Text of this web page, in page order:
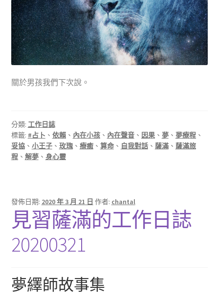
關於男孩我們下次說。
分類: 工作日誌
標籤: #占卜 、 依賴、 內在小孩、 內在聲音、 因果、 夢、 夢療程、
妥協、 小王子、 玫瑰、 療癒、 算命、 自我對話、 薩滿、 薩滿旅
程、 解夢、 身心靈
發佈日期: 2020 年 3 月 21 日 作者: chantal
見習薩滿的工作日誌
20200321
夢繹師故事集